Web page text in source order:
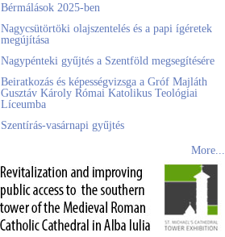
Bérmálások 2025-ben
Nagycsütörtöki olajszentelés és a papi ígéretek
megújítása
Nagypénteki gyűjtés a Szentföld megsegítésére
Beiratkozás és képességvizsga a Gróf Majláth
Gusztáv Károly Római Katolikus Teológiai
Líceumba
Szentírás-vasárnapi gyűjtés
More...